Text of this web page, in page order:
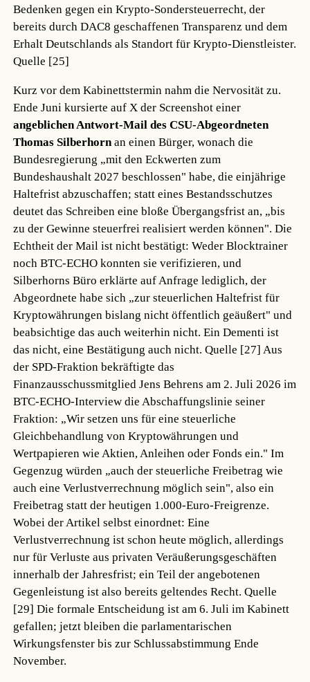
Bedenken gegen ein Krypto-Sondersteuerrecht, der
bereits durch DAC8 geschaffenen Transparenz und dem
Erhalt Deutschlands als Standort für Krypto-Dienstleister.
Quelle [25]
Kurz vor dem Kabinettstermin nahm die Nervosität zu.
Ende Juni kursierte auf X der Screenshot einer
angeblichen Antwort-Mail des CSU-Abgeordneten
Thomas Silberhornan einen Bürger, wonach die
Bundesregierung „mit den Eckwerten zum
Bundeshaushalt 2027 beschlossen" habe, die einjährige
Haltefrist abzuschaffen; statt eines Bestandsschutzes
deutet das Schreiben eine bloße Übergangsfrist an, „bis
zu der Gewinne steuerfrei realisiert werden können". Die
Echtheit der Mail ist nicht bestätigt: Weder Blocktrainer
noch BTC-ECHO konnten sie verifizieren, und
Silberhorns Büro erklärte auf Anfrage lediglich, der
Abgeordnete habe sich „zur steuerlichen Haltefrist für
Kryptowährungen bislang nicht öffentlich geäußert" und
beabsichtige das auch weiterhin nicht. Ein Dementi ist
das nicht, eine Bestätigung auch nicht.Quelle [27] Aus
der SPD-Fraktion bekräftigte das
Finanzausschussmitglied Jens Behrens am 2. Juli 2026 im
BTC-ECHO-Interview die Abschaffungslinie seiner
Fraktion: „Wir setzen uns für eine steuerliche
Gleichbehandlung von Kryptowährungen und
Wertpapieren wie Aktien, Anleihen oder Fonds ein." Im
Gegenzug würden „auch der steuerliche Freibetrag wie
auch eine Verlustverrechnung möglich sein", also ein
Freibetrag statt der heutigen 1.000-Euro-Freigrenze.
Wobei der Artikel selbst einordnet: Eine
Verlustverrechnung ist schon heute möglich, allerdings
nur für Verluste aus privaten Veräußerungsgeschäften
innerhalb der Jahresfrist; ein Teil der angebotenen
Gegenleistung ist also bereits geltendes Recht.Quelle
[29] Die formale Entscheidung ist am 6. Juli im Kabinett
gefallen; jetzt bleiben die parlamentarischen
Wirkungsfenster bis zur Schlussabstimmung Ende
November.